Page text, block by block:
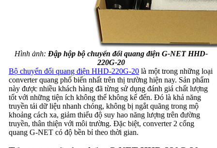
Hình ảnh:Đập hộp bộ chuyển đổi quang điện G-NET HHD-
220G-20
Bộ chuyển đổi quang điện HHD-220G-20 là một trong những loại
converter quang phổ biến nhất trên thị trường hiện nay. Sản phẩm
này được nhiều khách hàng đã từng sử dụng đánh giá chất lượng
tốt với những tiện ích không thể không kể đến. Đó là khả năng
truyền tải dữ liệu nhanh chóng, không bị ngắt quãng trong mộ
khoảng cách xa, giảm thiểu độ suy hao năng lượng trên đường
truyền, thân thiện với môi trường. Đặc biệt, converter 2 cổng
quang G-NET có độ bền bỉ theo thời gian.